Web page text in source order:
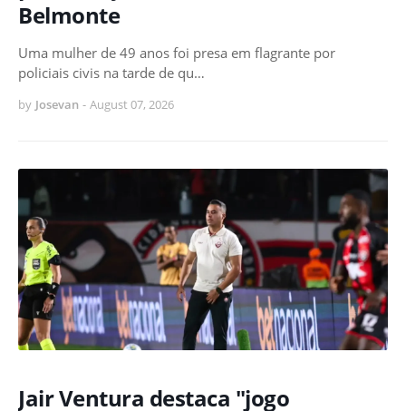
Belmonte
Uma mulher de 49 anos foi presa em flagrante por
policiais civis na tarde de qu…
by Josevan - August 07, 2026
Jair Ventura destaca "jogo